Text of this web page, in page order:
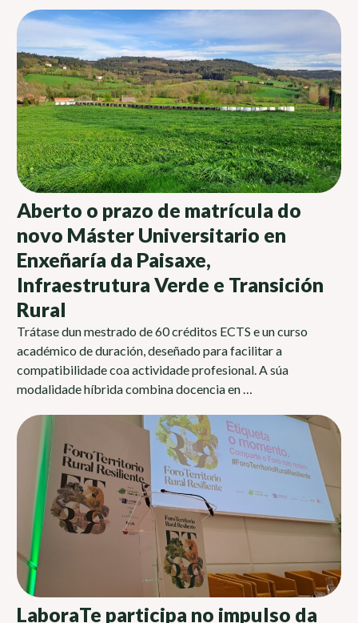
Aberto o prazo de matrícula do
novo Máster Universitario en
Enxeñaría da Paisaxe,
Infraestrutura Verde e Transición
Rural
Trátase dun mestrado de 60 créditos ECTS e un curso
académico de duración, deseñado para facilitar a
compatibilidade coa actividade profesional. A súa
modalidade híbrida combina docencia en …
LaboraTe participa no impulso da